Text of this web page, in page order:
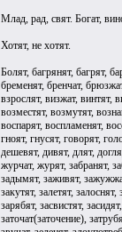
Млад, рад, свят. Богат,
Хотят, не хотят.
Болят, багрянят, багрят, барахлят, басят, бдят, белят, бередят, благоволят, благодарят, благословят, благотворят, блажат, бледнят, блестят, блудят, боготворят, бодрят, бомбят, бороздят, боронят, бранят, бременят, бренчат, брюзжат, бубнят, бугрят, бузят, бурлят, бурчат, бурят, бутят, ввинтят, вдолбят, велят, вередят, верезжат, верещат, вершат, веселят, взбодрят, взгромоздят, взлетят, взманят, взрастят, взрослят, визжат, винтят, винят, висят, вклинят, включат, вкоренят, влачат, влетят, вместят, внедрят, внушат, водворят, водрузят, возблагодарят, возбудят, возвеселят, возвестят, возвратят, воззрят, возместят, возмутят, вознаградят, возобновят, возомнят, возразят, возродят, вомчат, вонзят, вообразят, воодушевят, вооружат, воплотят, вопят, ворожат, ворошат, ворсят, ворчат, воскресят, воспалят, воспарят, воспламенят, воссоединят, восхитят, вразумят, вредят, временят, вручат, вскипятят, вскружат, всполошат, вспылят, всучат, втеснят, галдят, гвоздят, гласят, глупят, глушат, глядят, гневят, гноят, гнусят, говорят, голосят, голубят, гомонят, городят, горчат, горят, горячат, гостят, гранят, графят, гремят, грешат, грозят, громоздят, громят, грубят, грустят, грязнят, гудят, густят, двоят, дерзят, дешевят, дивят, длят, доглядят, долбят, долетят, дорожат, досадят(досада), досидят, доят, дребезжат, дрожат,